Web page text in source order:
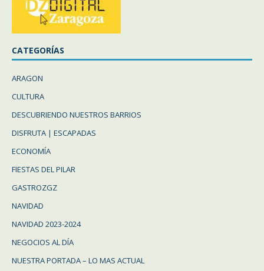
CATEGORÍAS
ARAGON
CULTURA
DESCUBRIENDO NUESTROS BARRIOS
DISFRUTA | ESCAPADAS
ECONOMÍA
FIESTAS DEL PILAR
GASTROZGZ
NAVIDAD
NAVIDAD 2023-2024
NEGOCIOS AL DÍA
NUESTRA PORTADA – LO MAS ACTUAL